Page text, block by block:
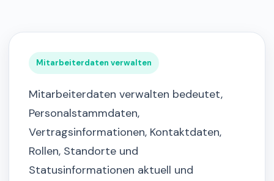
Mitarbeiterdaten verwalten
Mitarbeiterdaten verwalten bedeutet,
Personalstammdaten,
Vertragsinformationen, Kontaktdaten,
Rollen, Standorte und
Statusinformationen aktuell und